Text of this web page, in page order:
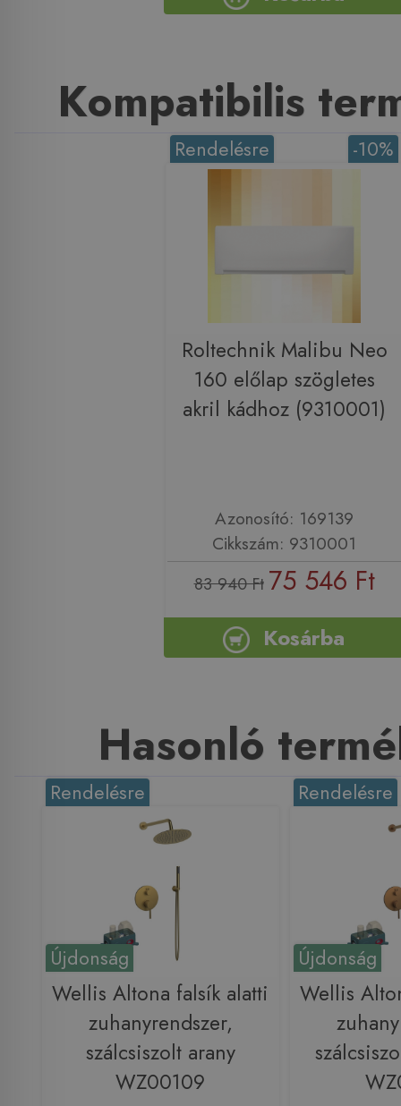
Kompatibilis
-10%
Rendelésre
Roltechnik Malibu Neo
160 előlap szögletes
akril kádhoz (9310001)
Azonosító: 169139
Cikkszám: 9310001
83 940 Ft 75 546 Ft
Kosárba
Hasonló
Újdonság
Rendelésre
Wellis Altona falsík alatti
zuhanyrendszer,
szálcsiszolt arany
WZ00109
Újdonság
Rendelésre
Wellis